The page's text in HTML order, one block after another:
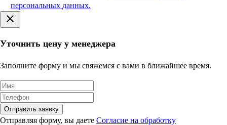
персональных данных.
Уточнить цену у менеджера
Заполните форму и мы свяжемся с вами в ближайшее время.
Отправить заявку
Отправляя форму, вы даете Согласие на обработку